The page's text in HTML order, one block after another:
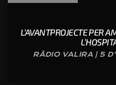
L’AVANTPROJECTE PER
RÀDIO VALIRA | 5